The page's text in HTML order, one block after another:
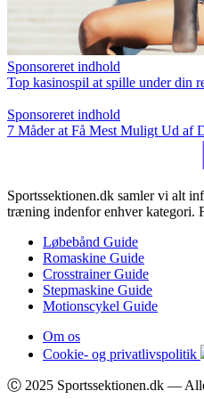
Sponsoreret indhold
Top kasinospil at spille under din
Sponsoreret indhold
7 Måder at Få Mest Muligt Ud af
Sportssektionen.dk samler vi alt
træning indenfor enhver kategori.
Løbebånd Guide
Romaskine Guide
Crosstrainer Guide
Stepmaskine Guide
Motionscykel Guide
Om os
Cookie- og privatlivspolitik
Ⓒ 2025 Sportssektionen.dk —